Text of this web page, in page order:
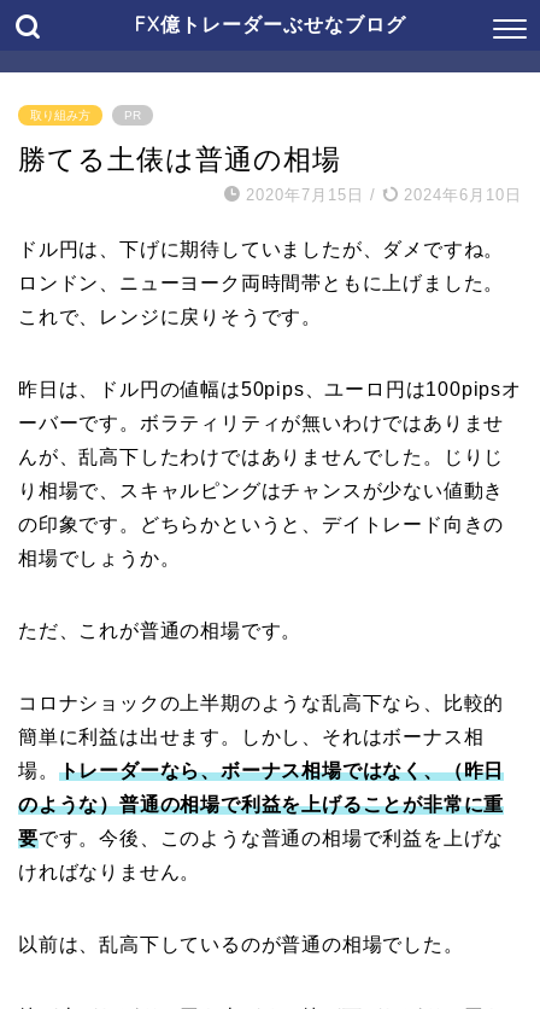
FX億トレーダーぶせなブログ
取り組み方 PR
勝てる土俵は普通の相場
2020年7月15日 / 2024年6月10日
ドル円は、下げに期待していましたが、ダメですね。
ロンドン、ニューヨーク両時間帯ともに上げました。
これで、レンジに戻りそうです。
昨日は、ドル円の値幅は50pips、ユーロ円は100pipsオ
ーバーです。ボラティリティが無いわけではありませ
んが、乱高下したわけではありませんでした。じりじ
り相場で、スキャルピングはチャンスが少ない値動き
の印象です。どちらかというと、デイトレード向きの
相場でしょうか。
ただ、これが普通の相場です。
コロナショックの上半期のような乱高下なら、比較的
簡単に利益は出せます。しかし、それはボーナス相
場。 トレーダーなら、ボーナス相場ではなく、（昨日
のような）普通の相場で利益を上げることが非常に重
要です。今後、このような普通の相場で利益を上げな
ければなりません。
以前は、乱高下しているのが普通の相場でした。